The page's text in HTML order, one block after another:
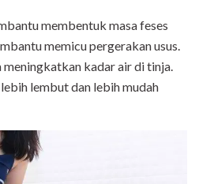
membentuk masa feses
memicu pergerakan usus.
meningkatkan kadar air di tinja.
lembut dan lebih mudah